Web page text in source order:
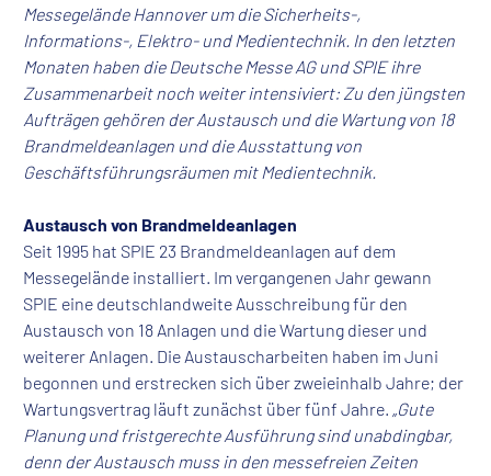
Messegelände Hannover um die Sicherheits-,
Informations-, Elektro- und Medientechnik. In den letzten
Monaten haben die Deutsche Messe AG und SPIE ihre
Zusammenarbeit noch weiter intensiviert: Zu den jüngsten
Aufträgen gehören der Austausch und die Wartung von 18
Brandmeldeanlagen und die Ausstattung von
Geschäftsführungsräumen mit Medientechnik.
Austausch von Brandmeldeanlagen
Seit 1995 hat SPIE 23 Brandmeldeanlagen auf dem
Messegelände installiert. Im vergangenen Jahr gewann
SPIE eine deutschlandweite Ausschreibung für den
Austausch von 18 Anlagen und die Wartung dieser und
weiterer Anlagen. Die Austauscharbeiten haben im Juni
begonnen und erstrecken sich über zweieinhalb Jahre; der
Wartungsvertrag läuft zunächst über fünf Jahre. „Gute
Planung und fristgerechte Ausführung sind unabdingbar,
denn der Austausch muss in den messefreien Zeiten